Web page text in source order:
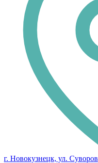
г. Новокузнецк, ул.